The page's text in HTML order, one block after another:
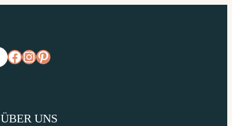
https://www.facebook.com/
https://www.instagram.com/
https://www.pinterest.de/diejungs/
ÜBER UNS